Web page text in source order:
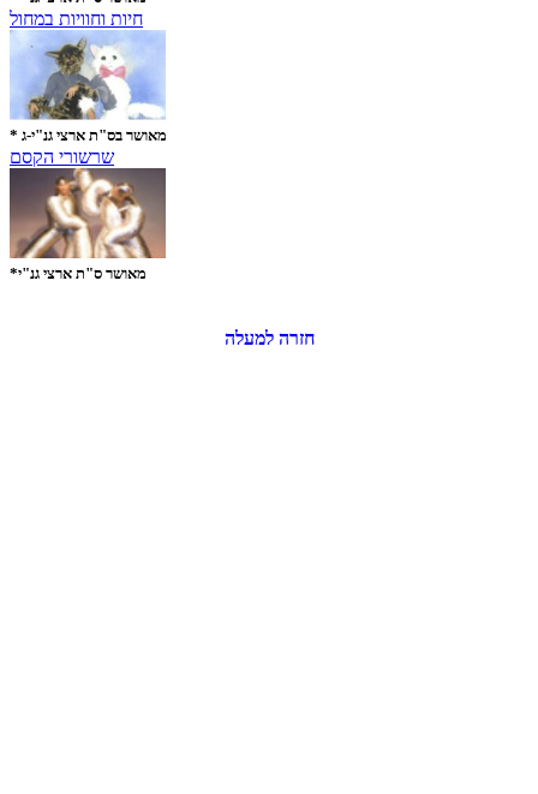
חיות וחוויות במחול
* מאושר בס"ת ארצי גנ"י-ג
שרשורי הקסם
*מאושר ס"ת ארצי גנ"י
חזרה למעלה